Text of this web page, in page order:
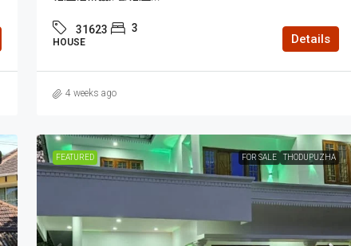
31623 3
HOUSE Details
4 weeks ago
FEATURED FOR SALE THODUPUZHA